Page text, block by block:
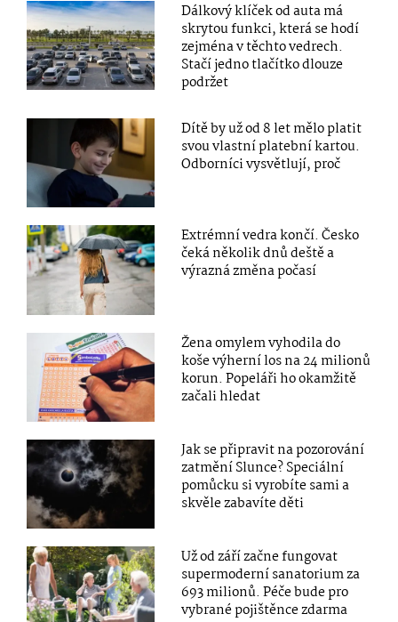
Dálkový klíček od auta má
skrytou funkci, která se hodí
zejména v těchto vedrech.
Stačí jedno tlačítko dlouze
podržet
Dítě by už od 8 let mělo platit
svou vlastní platební kartou.
Odborníci vysvětlují, proč
Extrémní vedra končí. Česko
čeká několik dnů deště a
výrazná změna počasí
Žena omylem vyhodila do
koše výherní los na 24 milionů
korun. Popeláři ho okamžitě
začali hledat
Jak se připravit na pozorování
zatmění Slunce? Speciální
pomůcku si vyrobíte sami a
skvěle zabavíte děti
Už od září začne fungovat
supermoderní sanatorium za
693 milionů. Péče bude pro
vybrané pojištěnce zdarma